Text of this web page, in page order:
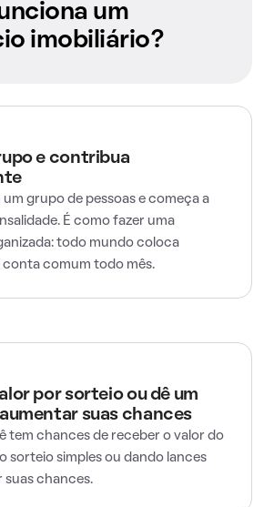
um
imobiliário?
e contribua
um grupo de pessoas e começa a
É como fazer uma
todo mundo coloca
conta comum todo mês.
por sorteio ou dê um
suas chances
tem chances de receber o valor do
sorteio simples ou dando lances
suas chances.